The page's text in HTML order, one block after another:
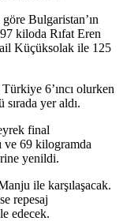
Bulgaristan’ın
kiloda Rıfat Eren
Küçüksolak ile 125
6’ıncı olurken
yer aldı.
final
ve 69 kilogramda
yenildi.
ile karşılaşacak.
repesaj
edecek.